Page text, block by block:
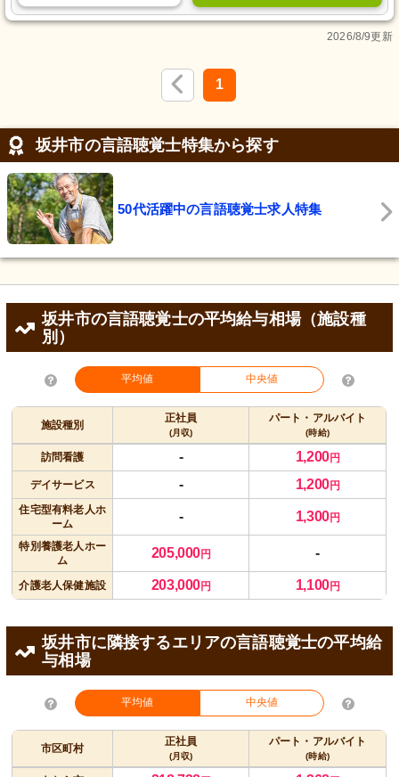
2026/8/9更新
1
坂井市の言語聴覚士特集から探す
50代活躍中の言語聴覚士求人特集
坂井市の言語聴覚士の平均給与相場（施設種
別）
平均値 中央値
施設種別
正社員
(月収)
パート・アルバイト
(時給)
訪問看護 - 1,200円
デイサービス - 1,200円
住宅型有料老人ホ
ーム
- 1,300円
特別養護老人ホー
ム
205,000円 -
介護老人保健施設 203,000円 1,100円
坂井市に隣接するエリアの言語聴覚士の平均給
与相場
平均値 中央値
市区町村
正社員
(月収)
パート・アルバイト
(時給)